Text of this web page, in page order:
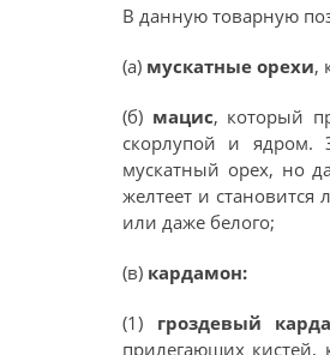
В данную товарную
(а) мускатные орехи,
(б) мацис, который
скорлупой и ядром.
мускатный орех, но
желтеет и
или даже белого;
(в) кардамон:
(1) гроздевый
прилегающих кистей,